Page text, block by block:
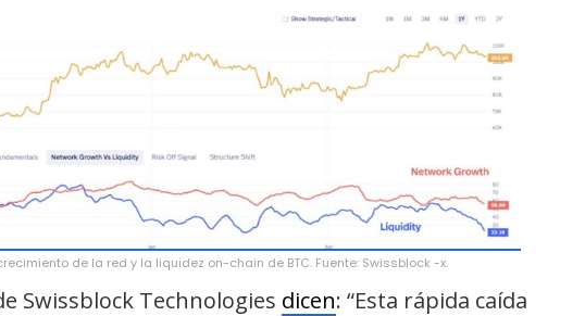
de la red y la liquidez on-chain de BTC. Fuente: Swissblock -x.
Swissblock Technologies dicen: “Esta rápida caída